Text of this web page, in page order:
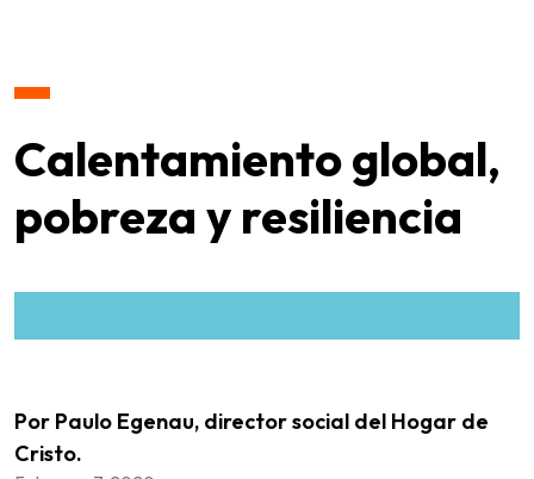
Calentamiento global,
pobreza y resiliencia
Por Paulo Egenau, director social del Hogar de
Cristo.